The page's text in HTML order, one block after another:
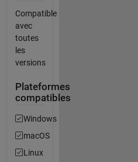
Compatible
avec
toutes
les
versions
Plateformes
compatibles
Windows
macOS
Linux